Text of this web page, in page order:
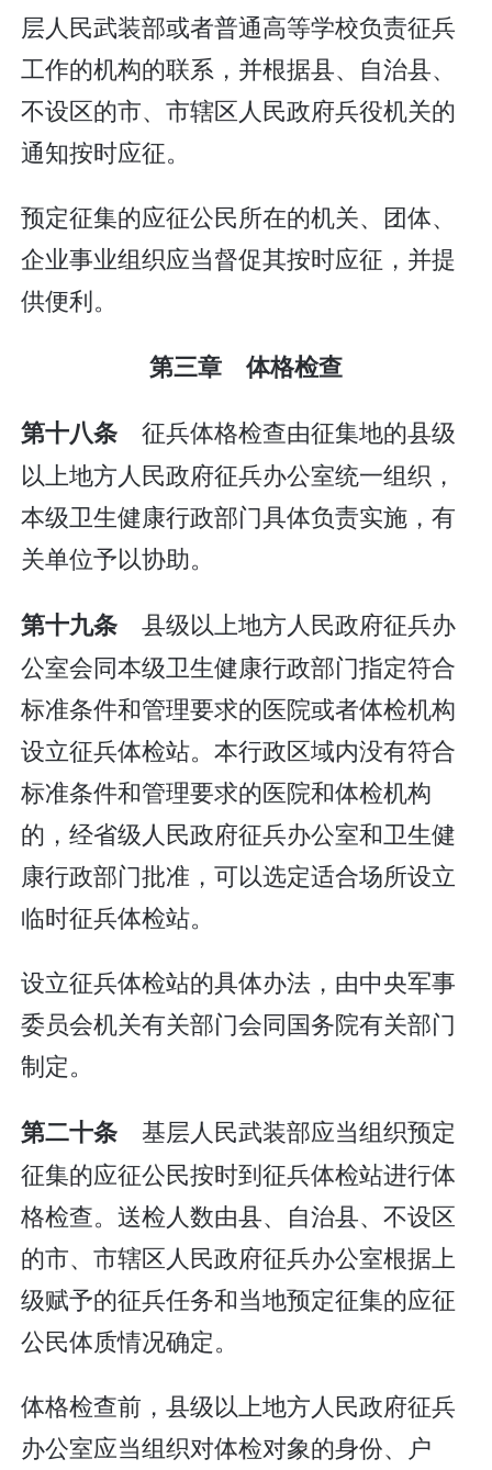
层人民武装部或者普通高等学校负责征兵
工作的机构的联系，并根据县、自治县、
不设区的市、市辖区人民政府兵役机关的
通知按时应征。
预定征集的应征公民所在的机关、团体、
企业事业组织应当督促其按时应征，并提
供便利。
第三章 体格检查
第十八条 征兵体格检查由征集地的县级
以上地方人民政府征兵办公室统一组织，
本级卫生健康行政部门具体负责实施，有
关单位予以协助。
第十九条 县级以上地方人民政府征兵办
公室会同本级卫生健康行政部门指定符合
标准条件和管理要求的医院或者体检机构
设立征兵体检站。本行政区域内没有符合
标准条件和管理要求的医院和体检机构
的，经省级人民政府征兵办公室和卫生健
康行政部门批准，可以选定适合场所设立
临时征兵体检站。
设立征兵体检站的具体办法，由中央军事
委员会机关有关部门会同国务院有关部门
制定。
第二十条 基层人民武装部应当组织预定
征集的应征公民按时到征兵体检站进行体
格检查。送检人数由县、自治县、不设区
的市、市辖区人民政府征兵办公室根据上
级赋予的征兵任务和当地预定征集的应征
公民体质情况确定。
体格检查前，县级以上地方人民政府征兵
办公室应当组织对体检对象的身份、户